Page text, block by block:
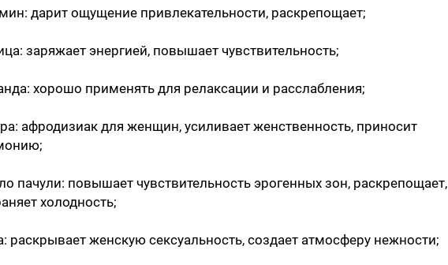
дарит ощущение привлекательности, раскрепощает;
заряжает энергией, повышает чувствительность;
хорошо применять для релаксации и расслабления;
афродизиак для женщин, усиливает женственность, приносит
пачули: повышает чувствительность эрогенных зон, раскрепощает,
холодность;
раскрывает женскую сексуальность, создает атмосферу нежности;